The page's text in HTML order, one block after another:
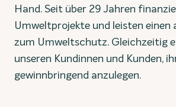
Hand. Seit über 29 Jahren
Umweltprojekte und leisten
zum Umweltschutz. Gleichzeitig
unseren Kundinnen und Kunden,
gewinnbringend anzulegen.